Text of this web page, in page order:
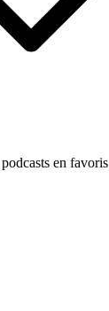
en favoris